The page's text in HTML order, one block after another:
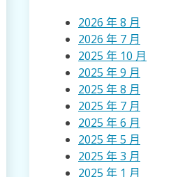
2026 年 8 月
2026 年 7 月
2025 年 10 月
2025 年 9 月
2025 年 8 月
2025 年 7 月
2025 年 6 月
2025 年 5 月
2025 年 3 月
2025 年 1 月